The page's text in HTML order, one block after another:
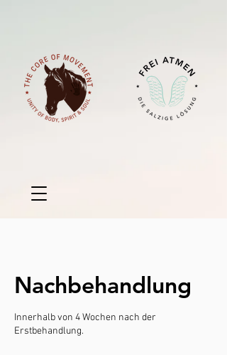
Nachbehandlung
Innerhalb von 4 Wochen nach der
Erstbehandlung.